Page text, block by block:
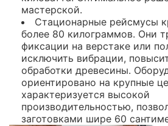
мастерской.
Стационарные рейсмусы
более 80 килограммов. Они
фиксации на верстаке или
исключить вибрации,
обработки древесины.
ориентировано на крупные
характеризуется высокой
производительностью,
заготовками шире 60